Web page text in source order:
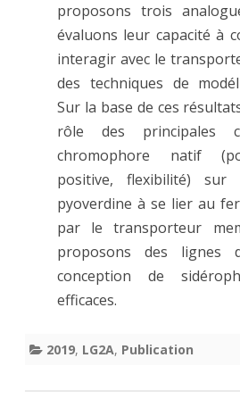
proposons trois
évaluons leur capacité à
interagir avec le
des techniques de
Sur la base de ces
rôle des principales
chromophore natif
positive, flexibilité)
pyoverdine à se lier au
par le transporteur
proposons des lignes
conception de
efficaces.
2019, LG2A, Publication